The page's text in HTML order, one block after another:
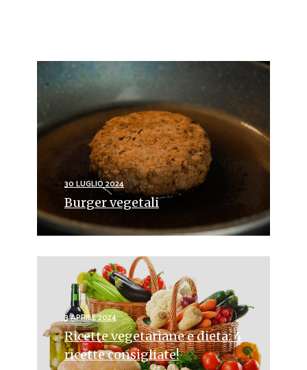
30 LUGLIO 2024
Burger vegetali
3 APRILE 2024
Ricette vegetariane e dieta: 4
ricette consigliate!